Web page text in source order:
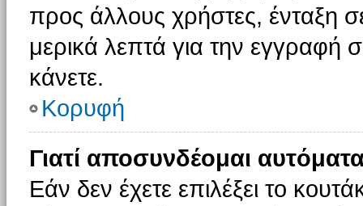
προς άλλους χρήστες, ένταξη
μερικά λεπτά για την
κάνετε.
Κορυφή
Γιατί αποσυνδέομαι
Εάν δεν έχετε επιλέξει το